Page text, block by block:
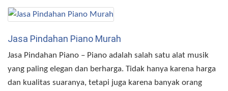
Jasa Pindahan Piano Murah
Jasa Pindahan Piano – Piano adalah salah satu alat musik
yang paling elegan dan berharga. Tidak hanya karena harga
dan kualitas suaranya, tetapi juga karena banyak orang